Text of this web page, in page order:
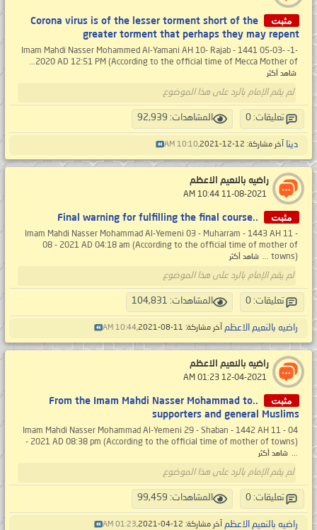
مثبت
Corona virus is of the lesser torment short of the
greater torment that perhaps they may repent
-1- Imam Mahdi Nasser Mohammed Al-Yamani AH 10- Rajab - 1441 05-03-
2020 AD 12:51 PM (According to the official time of Mecca Mother of...
شاهد أكثر
لم يقم الإمام بالرد على هذا الموضوع
تعليقات: 0 المشاهدات: 92,939
دينا آخر مشاركة: 12-12-2021, 10:10 AM
راضيه بالنعيم الاعظم
مثبت ..Final warning for fulfilling the final course
Imam Mahdi Nasser Mohammad Al-Yemeni 03 - Muharram - 1443 AH 11 -
08 - 2021 AD 04:18 am (According to the official time of mother of
towns) ...
شاهد أكثر
لم يقم الإمام بالرد على هذا الموضوع
تعليقات: 0 المشاهدات: 104,831
راضيه بالنعيم الاعظم آخر مشاركة: 11-08-2021, 10:44 AM
راضيه بالنعيم الاعظم
مثبت
..From the Imam Mahdi Nasser Mohammad to
supporters and general Muslims
Imam Mahdi Nasser Mohammad Al-Yemeni 29 - Shaban - 1442 AH 11 - 04
- 2021 AD 08:38 pm (According to the official time of mother of towns)
... شاهد أكثر
لم يقم الإمام بالرد على هذا الموضوع
تعليقات: 0 المشاهدات: 99,459
راضيه بالنعيم الاعظم آخر مشاركة: 12-04-2021, 01:23 AM